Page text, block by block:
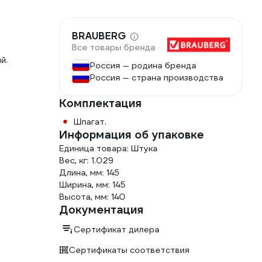
BRAUBERG
Все товары бренда
Россия — родина бренда
Россия — страна производства
Комплектация
Шпагат.
Информация об упаковке
Единица товара: Штука
Вес, кг: 1.029
Длина, мм: 145
Ширина, мм: 145
Высота, мм: 140
Документация
Сертификат дилера
Сертификаты соответствия